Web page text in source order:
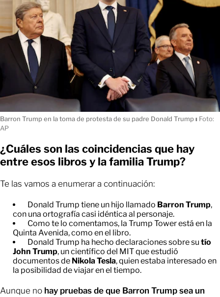
Barron Trump en la toma de protesta de su padre Donald Trumpı Foto:
AP
¿Cuáles son las coincidencias que hay
entre esos libros y la familia Trump?
Te las vamos a enumerar a continuación:
Donald Trump tiene un hijo llamado Barron Trump,
con una ortografía casi idéntica al personaje.
Como te lo comentamos, la Trump Tower está en la
Quinta Avenida, como en el libro.
Donald Trump ha hecho declaraciones sobre su tío
John Trump, un científico del MIT que estudió
documentos de Nikola Tesla, quien estaba interesado en
la posibilidad de viajar en el tiempo.
Aunque no hay pruebas de que Barron Trump sea un